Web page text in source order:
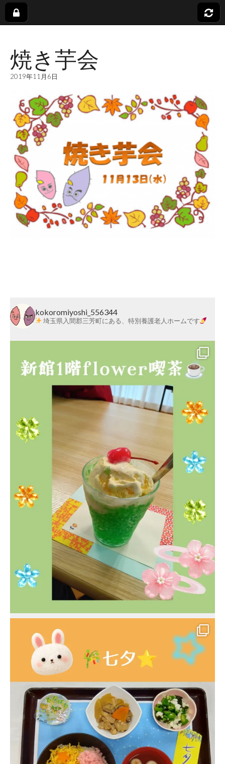
会
福
祉
法
人
蓬
莱
焼き芋会
2019年11月6日
kokoromiyoshi_556344
埼玉県入間郡三芳町にある、特別養護老人ホームです